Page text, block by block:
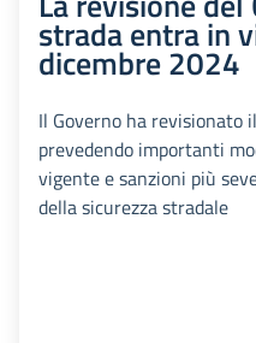
strada entra in
dicembre 2024
Il Governo ha revisionato
prevedendo importanti
vigente e sanzioni più
della sicurezza stradale